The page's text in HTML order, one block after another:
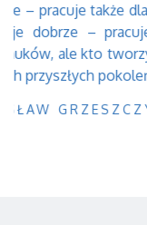
dzieci,
dla
dla